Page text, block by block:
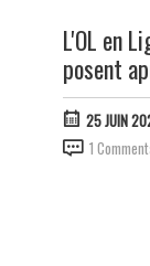
L'OL en
posent
25 JUIN
1